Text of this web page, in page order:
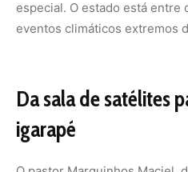
como o Green Day, que já
de resíduos das margens do